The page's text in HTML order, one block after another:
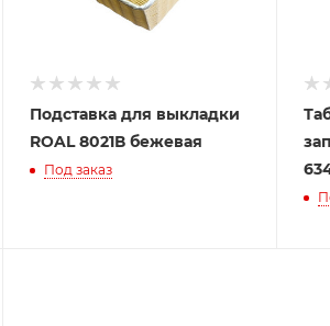
Подставка для выкладки
ROAL 8021В бежевая
Под заказ